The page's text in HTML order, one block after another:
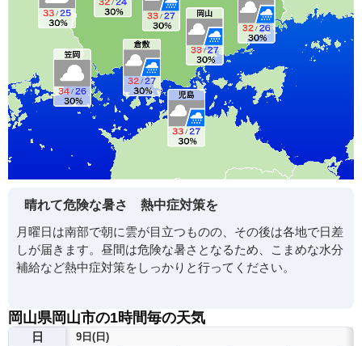
晴れて危険な暑さ 熱中症対策を
月曜日は南部で朝に雲が目立つものの、その後は各地で日差
しが届きます。昼間は危険な暑さとなるため、こまめな水分
補給など熱中症対策をしっかりと行ってください。
岡山県岡山市の1時間毎の天気
日
9日(日)